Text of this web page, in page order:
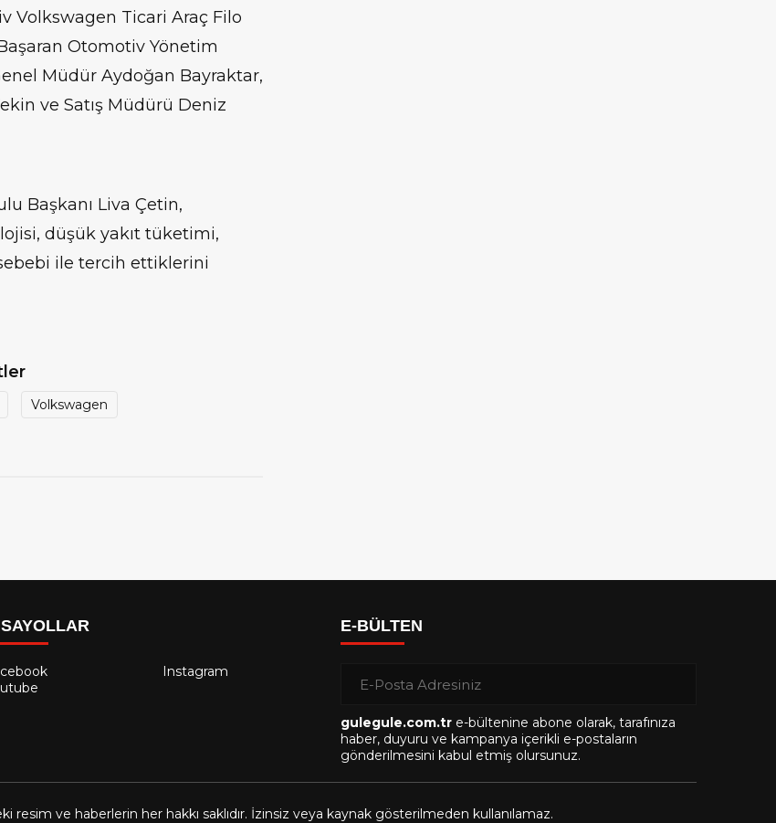
Volkswagen Ticari Araç Filo
Otomotiv Yönetim
Müdür Aydoğan Bayraktar,
ve Satış Müdürü Deniz
Başkanı Liva Çetin,
düşük yakıt tüketimi,
ile tercih ettiklerini
Volkswagen
Instagram
E-BÜLTEN
gulegule.com.tr e-bültenine abone olarak, tarafınıza
haber, duyuru ve kampanya içerikli e-postaların
gönderilmesini kabul etmiş olursunuz.
resim ve haberlerin her hakkı saklıdır. İzinsiz veya kaynak gösterilmeden kullanılamaz.